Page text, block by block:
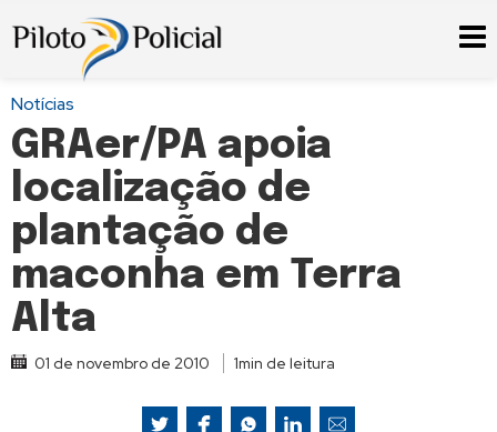
Notícias
GRAer/PA apoia
localização de
plantação de
maconha em Terra
Alta
01 de novembro de 2010 1min de leitura